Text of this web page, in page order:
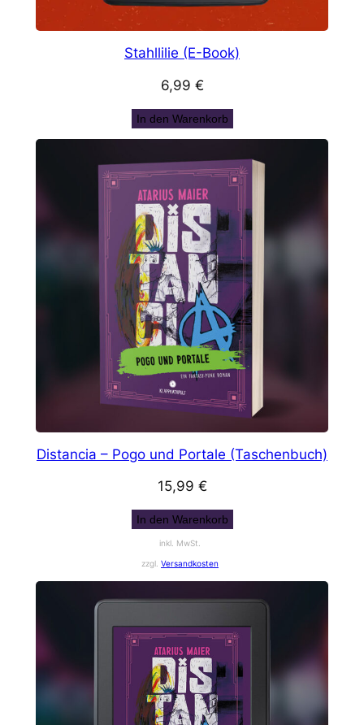
Stahllilie (E-Book)
6,99 €
In den Warenkorb
Distancia – Pogo und Portale (Taschenbuch)
15,99 €
In den Warenkorb
inkl. MwSt.
zzgl. Versandkosten